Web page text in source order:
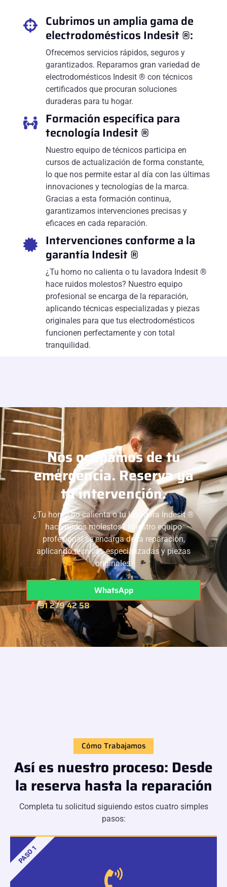
Cubrimos un amplia gama de
electrodomésticos Indesit ®:
Ofrecemos servicios rápidos, seguros y
garantizados. Reparamos gran variedad de
electrodomésticos Indesit ® con técnicos
certificados que procuran soluciones
duraderas para tu hogar.
Formación específica para
tecnología Indesit ®
Nuestro equipo de técnicos participa en
cursos de actualización de forma constante,
lo que nos permite estar al día con las últimas
innovaciones y tecnologías de la marca.
Gracias a esta formación continua,
garantizamos intervenciones precisas y
eficaces en cada reparación.
Intervenciones conforme a la
garantía Indesit ®
¿Tu horno no calienta o tu lavadora Indesit ®
hace ruidos molestos? Nuestro equipo
profesional se encarga de la reparación,
aplicando técnicas especializadas y piezas
originales para que tus electrodomésticos
funcionen perfectamente y con total
tranquilidad.
Nos ocupamos de tu
emergencia. Reserva ya
tu intervención.
¿Tu horno no calienta o tu lavadora Indesit ®
hace ruidos molestos? Nuestro equipo
profesional se encarga de la reparación,
aplicando técnicas especializadas y piezas
originales.
WhatsApp
91 279 42 58
Cómo Trabajamos
Así es nuestro proceso: Desde
la reserva hasta la reparación
Completa tu solicitud siguiendo estos cuatro simples
pasos:
PASO 1